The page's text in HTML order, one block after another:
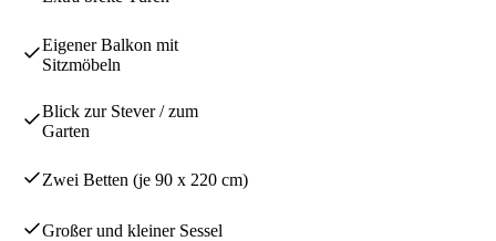
Eigener Balkon mit
Sitzmöbeln
Blick zur Stever / zum
Garten
Zwei Betten (je 90 x 220 cm)
Großer und kleiner Sessel